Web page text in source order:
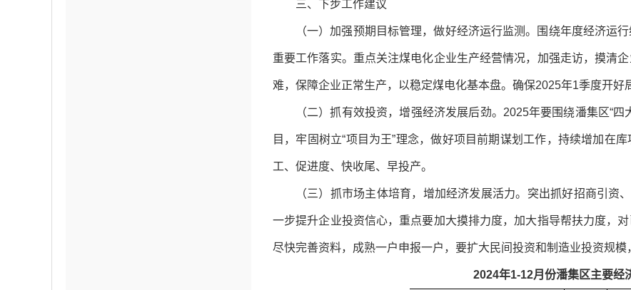
三、下步工作建议
（一）加强预期目标管理，做好经济运行监测。围绕年度经济运
重要工作落实。重点关注煤电化企业生产经营情况，加强走访，摸清
难，保障企业正常生产，以稳定煤电化基本盘。确保2025年1季度开好
（二）抓有效投资，增强经济发展后劲。2025年要围绕潘集区“
目，牢固树立“项目为王”理念，做好项目前期谋划工作，持续增加在
工、促进度、快收尾、早投产。
（三）抓市场主体培育，增加经济发展活力。突出抓好招商引资
一步提升企业投资信心，重点要加大摸排力度，加大指导帮扶力度，
尽快完善资料，成熟一户申报一户，要扩大民间投资和制造业投资规
2024年1-12月份潘集区主要经